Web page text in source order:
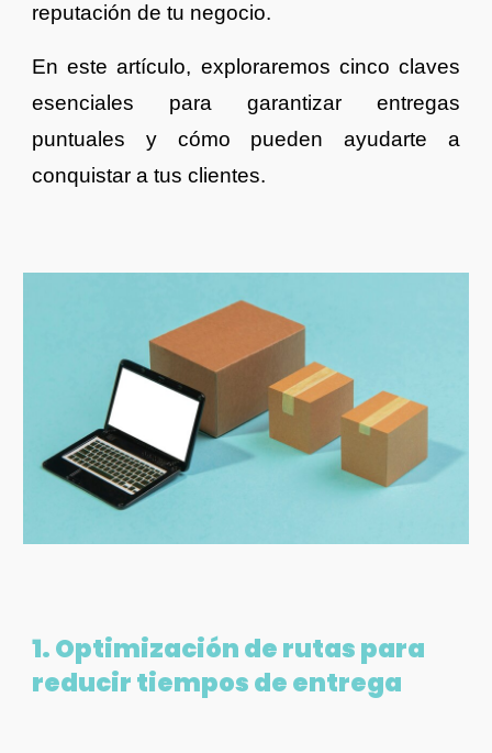
reputación de tu negocio.
En este artículo, exploraremos cinco claves
esenciales para garantizar entregas
puntuales y cómo pueden ayudarte a
conquistar a tus clientes.
1. Optimización de rutas para
reducir tiempos de entrega